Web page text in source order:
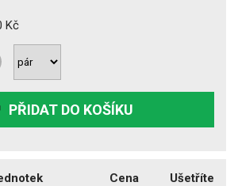
Kč
PŘIDAT DO KOŠÍKU
Cena
Ušetříte